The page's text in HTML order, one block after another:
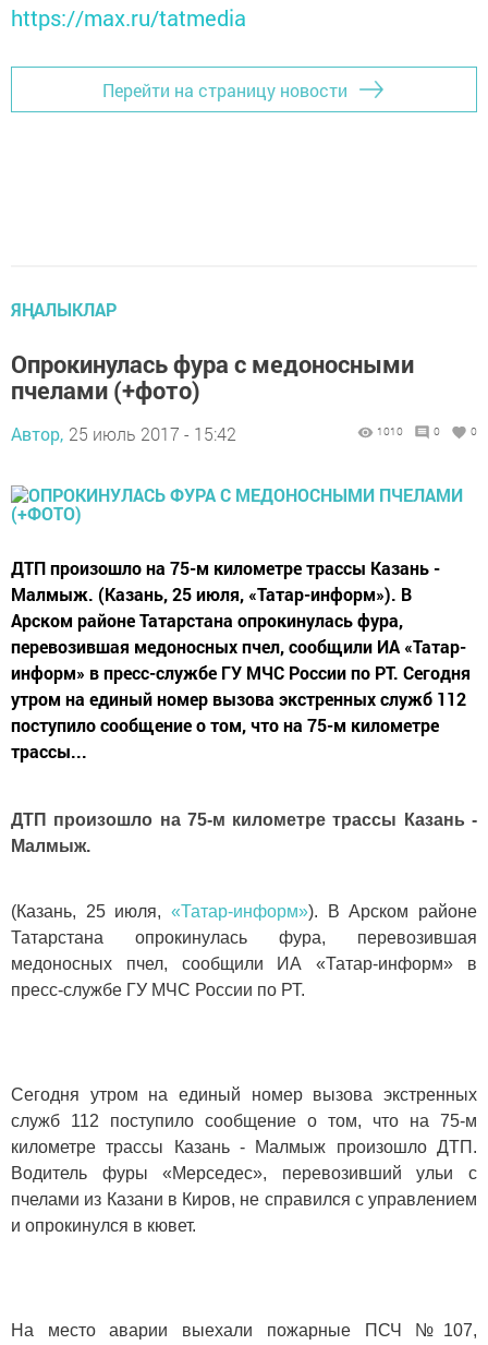
https://max.ru/tatmedia
Перейти на страницу новости
ЯҢАЛЫКЛАР
Опрокинулась фура с медоносными
пчелами (+фото)
Автор, 25 июль 2017 - 15:42 1010 0 0
ДТП произошло на 75-м километре трассы Казань -
Малмыж. (Казань, 25 июля, «Татар-информ»). В
Арском районе Татарстана опрокинулась фура,
перевозившая медоносных пчел, сообщили ИА «Татар-
информ» в пресс-службе ГУ МЧС России по РТ. Сегодня
утром на единый номер вызова экстренных служб 112
поступило сообщение о том, что на 75-м километре
трассы...
ДТП произошло на 75-м километре трассы Казань -
Малмыж.
(Казань, 25 июля, «Татар-информ»). В Арском районе
Татарстана опрокинулась фура, перевозившая
медоносных пчел, сообщили ИА «Татар-информ» в
пресс-службе ГУ МЧС России по РТ.
Сегодня утром на единый номер вызова экстренных
служб 112 поступило сообщение о том, что на 75-м
километре трассы Казань - Малмыж произошло ДТП.
Водитель фуры «Мерседес», перевозивший ульи с
пчелами из Казани в Киров, не справился с управлением
и опрокинулся в кювет.
На место аварии выехали пожарные ПСЧ №107,